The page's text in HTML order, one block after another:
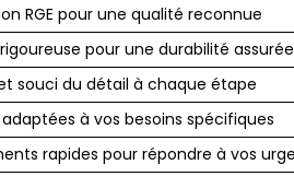
RGE pour une qualité reconnue
pour une durabilité assurée
souci du détail à chaque étape
adaptées à vos besoins spécifiques
rapides pour répondre à vos